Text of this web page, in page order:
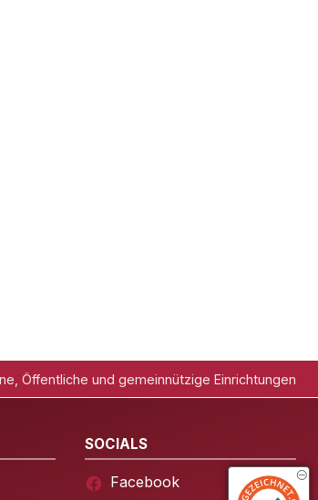
Öffentliche und gemeinnützige Einrichtungen
SOCIALS
Facebook